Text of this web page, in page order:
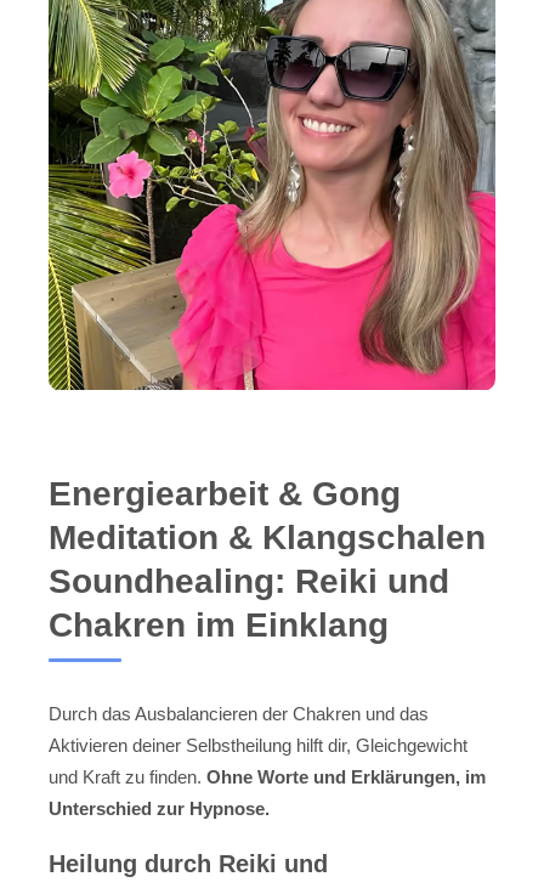
Energiearbeit & Gong
Meditation & Klangschalen
Soundhealing: Reiki und
Chakren im Einklang
Durch das Ausbalancieren der Chakren und das
Aktivieren deiner Selbstheilung hilft dir, Gleichgewicht
und Kraft zu finden. Ohne Worte und Erklärungen, im
Unterschied zur Hypnose.
Heilung durch Reiki und